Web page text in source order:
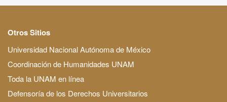
Otros Sitios
Universidad Nacional Autónoma de México
Coordinación de Humanidades UNAM
Toda la UNAM en línea
Defensoría de los Derechos Universitarios